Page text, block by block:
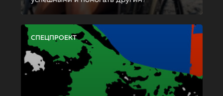
СПЕЦПРОЕКТ